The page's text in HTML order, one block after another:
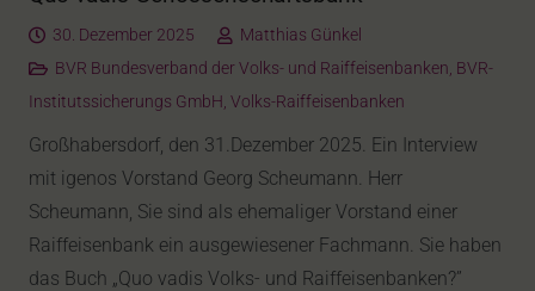
30. Dezember 2025
Matthias Günkel
BVR Bundesverband der Volks- und Raiffeisenbanken, BVR-
Institutssicherungs GmbH, Volks-Raiffeisenbanken
Großhabersdorf, den 31.Dezember 2025. Ein Interview
mit igenos Vorstand Georg Scheumann. Herr
Scheumann, Sie sind als ehemaliger Vorstand einer
Raiffeisenbank ein ausgewiesener Fachmann. Sie haben
das Buch „Quo vadis Volks- und Raiffeisenbanken?”